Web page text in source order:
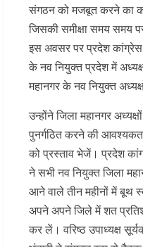
संगठन को मजबूत करने का
जिसकी समीक्षा समय समय
इस अवसर पर प्रदेश कांग्रेस
के नव नियुक्त प्रदेश में
महानगर के नव नियुक्त
उन्होंने जिला महानगर
पुनर्गठित करने की
को प्रस्ताव भेजें। प्रदेश
ने सभी नव नियुक्त जिला
आने वाले तीन महीनों में बूथ
अपने अपने जिले में शत
कर लें। वरिष्ठ उपाध्यक्ष